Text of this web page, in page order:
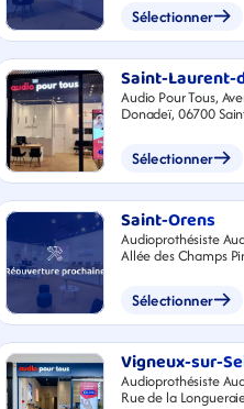
Sélectionner
Saint-Laurent-
Audio Pour Tous,
Sélectionner
Saint-Orens
Audioprothésiste
Allée des Champs
Sélectionner
Vigneux-sur-
Audioprothésiste
Rue de la